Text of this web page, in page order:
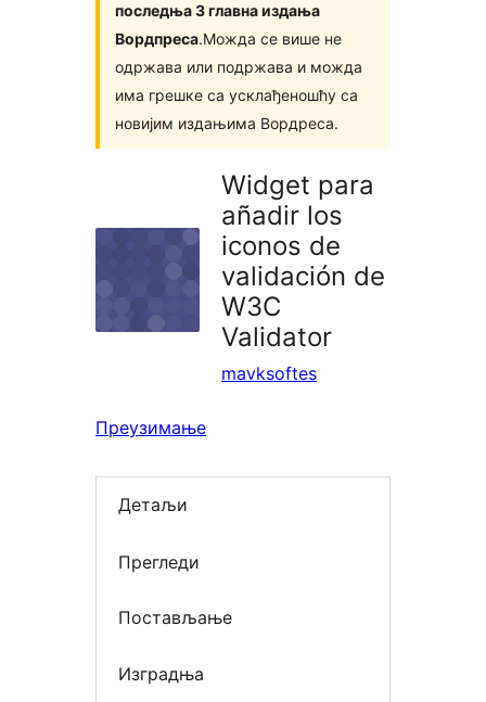
последња 3 главна издања
Вордпреса.Можда се више не
одржава или подржава и можда
има грешке са усклађеношћу са
новијим издањима Вордреса.
Widget para
añadir los
iconos de
validación de
W3C
Validator
mavksoftes
Преузимање
Детаљи
Прегледи
Постављање
Изградња